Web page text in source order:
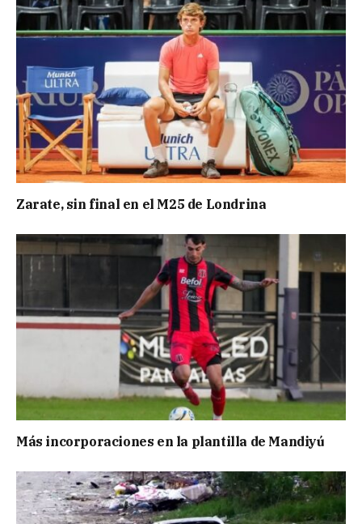
Zarate, sin final en el M25 de Londrina
Más incorporaciones en la plantilla de Mandiyú